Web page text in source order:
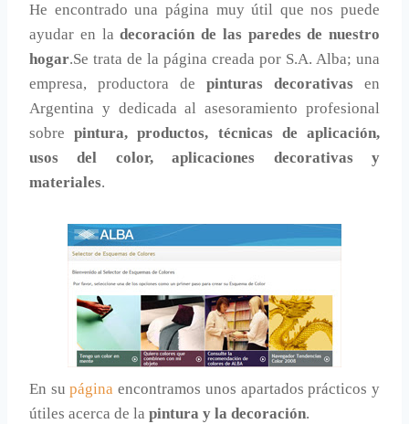
He encontrado una página muy útil que nos puede
ayudar en ladecoración de las paredes de nuestro
hogar.Se trata de la página creada por S.A. Alba; una
empresa, productora de pinturas decorativas en
Argentina y dedicada al asesoramiento profesional
sobrepintura, productos, técnicas de aplicación,
usos del color, aplicaciones decorativas y
materiales.
En supágina encontramos unos apartados prácticos y
útiles acerca de la pintura y la decoración.